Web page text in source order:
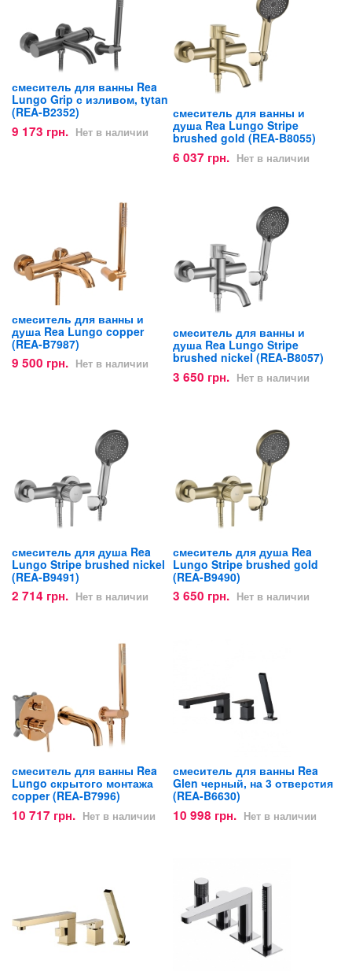
смеситель для ванны Rea
Lungo Grip с изливом, tytan
(REA-B2352)
9 173 грн. Нет в наличии
смеситель для ванны и
душа Rea Lungo Stripe
brushed gold (REA-B8055)
6 037 грн. Нет в наличии
смеситель для ванны и
душа Rea Lungo copper
(REA-B7987)
9 500 грн. Нет в наличии
смеситель для ванны и
душа Rea Lungo Stripe
brushed nickel (REA-B8057)
3 650 грн. Нет в наличии
смеситель для душа Rea
Lungo Stripe brushed nickel
(REA-B9491)
2 714 грн. Нет в наличии
смеситель для душа Rea
Lungo Stripe brushed gold
(REA-B9490)
3 650 грн. Нет в наличии
смеситель для ванны Rea
Lungo скрытого монтажа
copper (REA-B7996)
10 717 грн. Нет в наличии
смеситель для ванны Rea
Glen черный, на 3 отверстия
(REA-B6630)
10 998 грн. Нет в наличии